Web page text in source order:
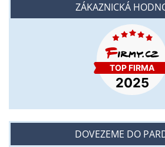
ZÁKAZNICKÁ
DOVEZEME DO